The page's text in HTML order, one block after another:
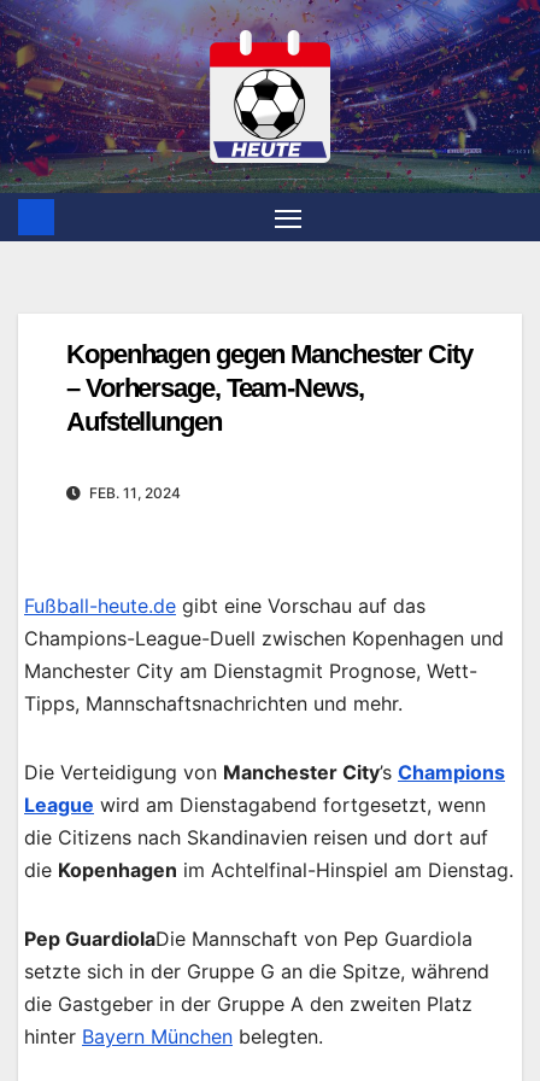
Zum
Inhalt
springen
Kopenhagen gegen Manchester City
– Vorhersage, Team-News,
Aufstellungen
FEB. 11, 2024
Fußball-heute.de gibt eine Vorschau auf das
Champions-League-Duell zwischen Kopenhagen und
Manchester City am Dienstagmit Prognose, Wett-
Tipps, Mannschaftsnachrichten und mehr.
Die Verteidigung von Manchester City’s Champions
League wird am Dienstagabend fortgesetzt, wenn
die Citizens nach Skandinavien reisen und dort auf
die Kopenhagen im Achtelfinal-Hinspiel am Dienstag.
Pep GuardiolaDie Mannschaft von Pep Guardiola
setzte sich in der Gruppe G an die Spitze, während
die Gastgeber in der Gruppe A den zweiten Platz
hinter Bayern München belegten.